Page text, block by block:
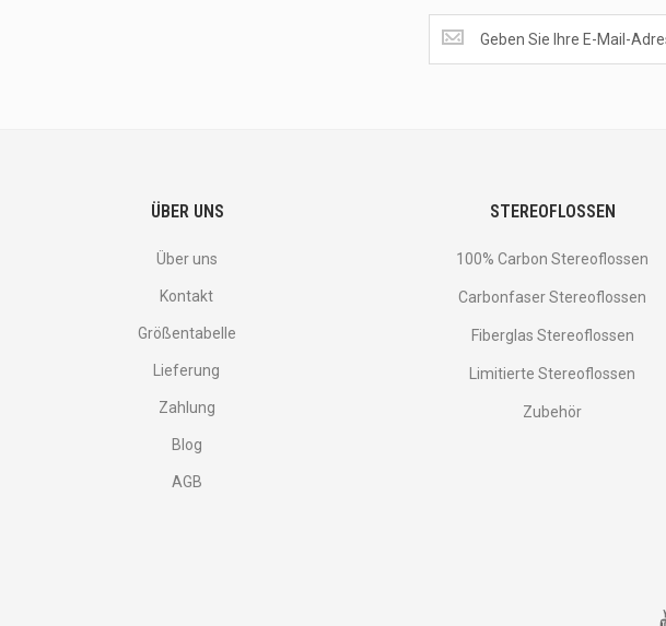
the
latest
ÜBER UNS
Über uns
Kontakt
Größentabelle
Lieferung
Zahlung
Blog
AGB
STEREOFLOSSEN
100% Carbon Stereoflossen
Carbonfaser Stereoflossen
Fiberglas Stereoflossen
Limitierte Stereoflossen
Zubehör